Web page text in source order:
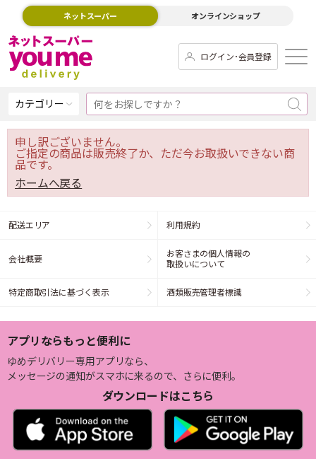
ネットスーパー オンラインショップ
ログイン･会員登録
カテゴリー
申し訳ございません。
ご指定の商品は販売終了か、ただ今お取扱いできない商
品です。
ホームへ戻る
配送エリア 利用規約
会社概要
お客さまの個人情報の
取扱いについて
特定商取引法に基づく表示 酒類販売管理者標識
アプリならもっと便利に
ゆめデリバリー専用アプリなら、
メッセージの通知がスマホに来るので、さらに便利。
ダウンロードはこちら